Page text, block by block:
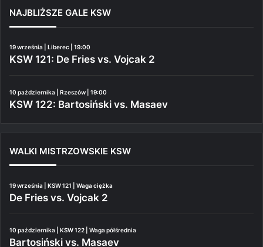
NAJBLIŻSZE GALE KSW
19 września | Liberec | 19:00
KSW 121: De Fries vs. Vojcak 2
10 października | Rzeszów | 19:00
KSW 122: Bartosiński vs. Masaev
WALKI MISTRZOWSKIE KSW
19 września | KSW 121 | Waga ciężka
De Fries vs. Vojcak 2
10 października | KSW 122 | Waga półśrednia
Bartosiński vs. Masaev